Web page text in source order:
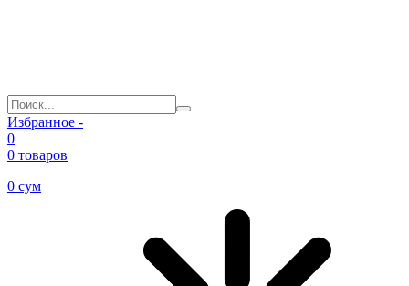
Избранное -
0
0 товаров
0 сум